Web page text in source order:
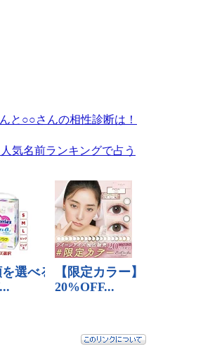
と○○さんの相性診断は！
気名前ランキングで占う